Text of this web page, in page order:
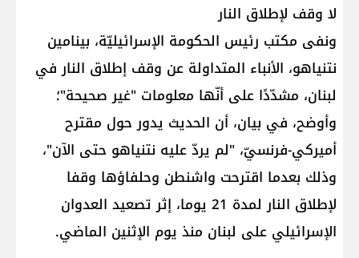
لا وقف لإطلاق النار
ونفى مكتب رئيس الحكومة الإسرائيليّة، بينامين
نتنياهو، الأنباء المتداولة عن وقف إطلاق النار في
لبنان، مشدّدًا على أنّها معلومات "غير صحيحة"؛
وأوضح، في بيان، أن الحديث يدور حول مقترح
أميركي-فرنسيّ، "لم يردّ عليه نتنياهو حتى الآن"،
وذلك بعدما اقترحت واشنطن وحلفاؤها وقفا
لإطلاق النار لمدة 21 يوما، إثر تصعيد العدوان
الإسرائيلي على لبنان منذ يوم الإثنين الماضي.